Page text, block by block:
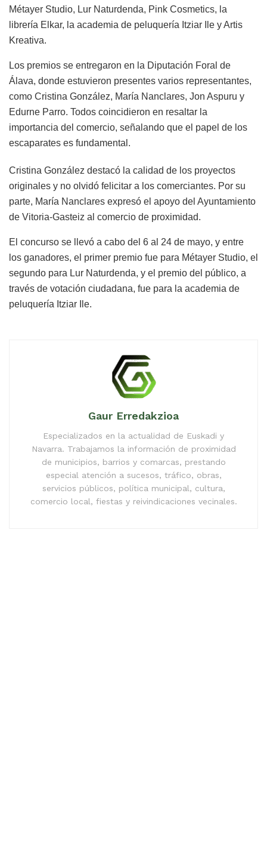
Métayer Studio, Lur Naturdenda, Pink Cosmetics, la
librería Elkar, la academia de peluquería Itziar Ile y Artis
Kreativa.
Los premios se entregaron en la Diputación Foral de
Álava, donde estuvieron presentes varios representantes,
como Cristina González, María Nanclares, Jon Aspuru y
Edurne Parro. Todos coincidieron en resaltar la
importancia del comercio, señalando que el papel de los
escaparates es fundamental.
Cristina González destacó la calidad de los proyectos
originales y no olvidó felicitar a los comerciantes. Por su
parte, María Nanclares expresó el apoyo del Ayuntamiento
de Vitoria-Gasteiz al comercio de proximidad.
El concurso se llevó a cabo del 6 al 24 de mayo, y entre
los ganadores, el primer premio fue para Métayer Studio, el
segundo para Lur Naturdenda, y el premio del público, a
través de votación ciudadana, fue para la academia de
peluquería Itziar Ile.
Gaur Erredakzioa
Especializados en la actualidad de Euskadi y
Navarra. Trabajamos la información de proximidad
de municipios, barrios y comarcas, prestando
especial atención a sucesos, tráfico, obras,
servicios públicos, política municipal, cultura,
comercio local, fiestas y reivindicaciones vecinales.